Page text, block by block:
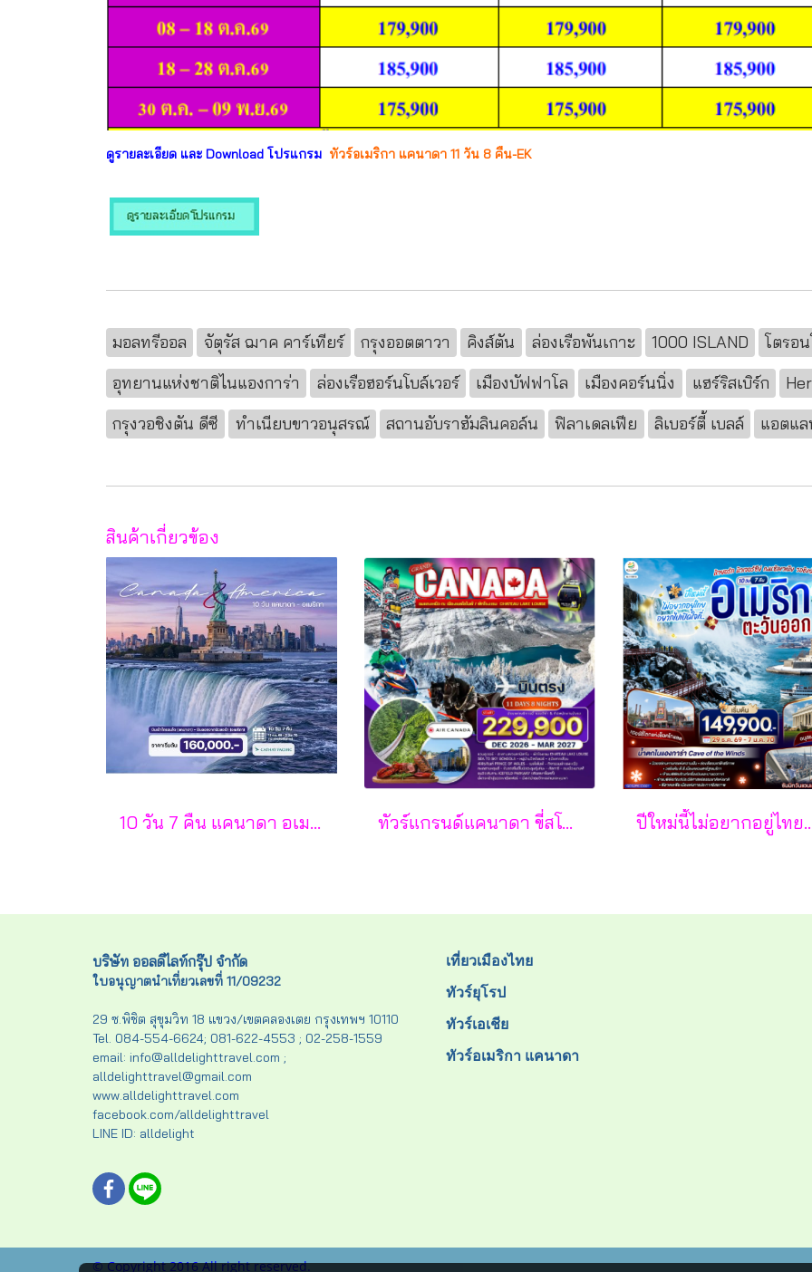
ดูรายละเอียด และ Download โปรแกรม ทัวร์อเมริกา แคนาดา 11 วัน 8 คืน-EK
มอลทรีออล จัตุรัส ฌาค คาร์เทียร์ กรุงออตตาวา คิงส์ตัน ล่องเรือพันเกาะ 1000 ISLAND โตรอ
อุทยานแห่งชาติไนแองการ่า
ล่องเรือฮอร์นโบล์เวอร์ เมืองบัฟฟาโล เมืองคอร์นนิ่ง แฮร์ริสเบิร์ก
กรุงวอชิงตัน ดีซี
ทำเนียบขาวอนุสรณ์ สถานอับราฮัมลินคอล์น ฟิลาเดลเฟีย ลิเบอร์ตี้ เบลล์ แอตแ
สินค้าเกี่ยวข้อง
10 วัน 7 คืน แคนาดา อเมริกา - CX ทัวร์แกรนด์แคนาดา ขี่สโนว์โมบิล นั่งเลื่อนสุนัขฮัสกี้ และล่าแสงเหนือ 11วัน 8คืน - AC
บริษัท ออลดีไลท์กรุ๊ป จำกัด
ใบอนุญาตนำเที่ยวเลขที่ 11/09232
29 ซ.พิชิต สุขุมวิท 18 แขวง/เขตคลองเตย กรุงเทพฯ 10110
Tel. 084-554-6624; 081-622-4553 ; 02-258-1559
email: info@alldelighttravel.com ;
alldelighttravel@gmail.com
www.alldelighttravel.com
facebook.com/alldelighttravel
LINE ID: alldelight
เที่ยวเมืองไทย
ทัวร์ยุโรป
ทัวร์เอเชีย
ทัวร์อเมริกา แคนาดา
© Copyright 2016 All right reserved.